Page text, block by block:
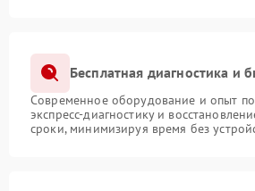
Бесплатная диагностика и
Современное оборудование и опыт
экспресс-диагностику и
сроки, минимизируя время без